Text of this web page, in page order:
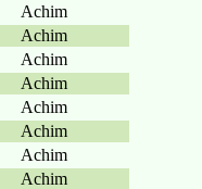
Achim
Achim
Achim
Achim
Achim
Achim
Achim
Achim